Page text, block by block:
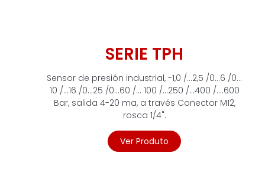
SERIE TPH
Sensor de presión industrial, -1,0 /…2,5 /0…6 /0…
10 /…16 /0…25 /0…60 /… 100 /…250 /…400 /….600
Bar, salida 4-20 ma, a través Conector M12,
rosca 1/4".
Ver Produto